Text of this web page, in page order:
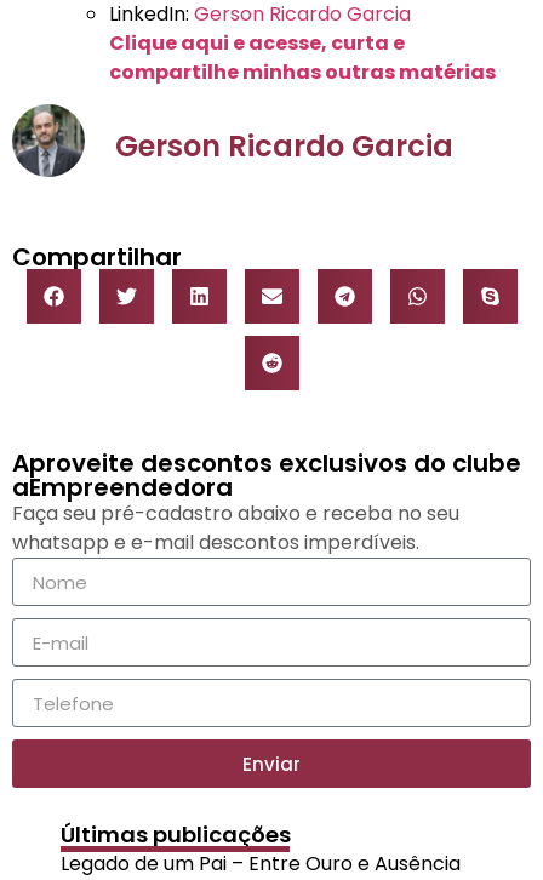
LinkedIn: Gerson Ricardo Garcia
Clique aqui e acesse, curta e
compartilhe minhas outras matérias
Gerson Ricardo Garcia
Compartilhar
Aproveite descontos exclusivos do clube
aEmpreendedora
Faça seu pré-cadastro abaixo e receba no seu
whatsapp e e-mail descontos imperdíveis.
Enviar
Últimas publicações
Legado de um Pai – Entre Ouro e Ausência